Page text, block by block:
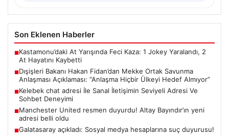
Son Eklenen Haberler
■Kastamonu’daki At Yarışında Feci Kaza: 1 Jokey Yaralandı, 2
At Hayatını Kaybetti
■Dışişleri Bakanı Hakan Fidan’dan Mekke Ortak Savunma
Anlaşması Açıklaması: “Anlaşma Hiçbir Ülkeyi Hedef Almıyor”
■Kelebek chat adresi İle Sanal İletişimin Seviyeli Adresi Ve
Sohbet Deneyimi
■Manchester United resmen duyurdu! Altay Bayındır’ın yeni
adresi belli oldu
■Galatasaray açıkladı: Sosyal medya hesaplarına suç duyurusu!